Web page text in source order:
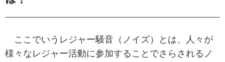
ここでいうレジャー騒音（ノイズ）とは、人々が
様々なレジャー活動に参加することでさらされるノ